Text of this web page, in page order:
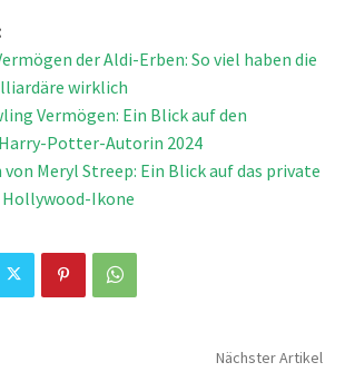
der Aldi-Erben: So viel haben die
wirklich
Vermögen: Ein Blick auf den
Potter-Autorin 2024
von Meryl Streep: Ein Blick auf das private
Ikone
Nächster Artikel